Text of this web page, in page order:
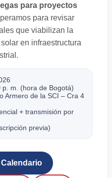
para proyectos
para revisar
que viabilizan la
en infraestructura
m. (hora de Bogotá)
Armero de la SCI – Cra 4
+ transmisión por
previa)